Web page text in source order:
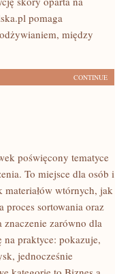
pomaga
między
CONTINUE
poświęcony tematyce
To miejsce dla osób i
wtórnych, jak
proces sortowania oraz
znaczenie zarówno dla
praktyce: pokazuje,
jednocześnie